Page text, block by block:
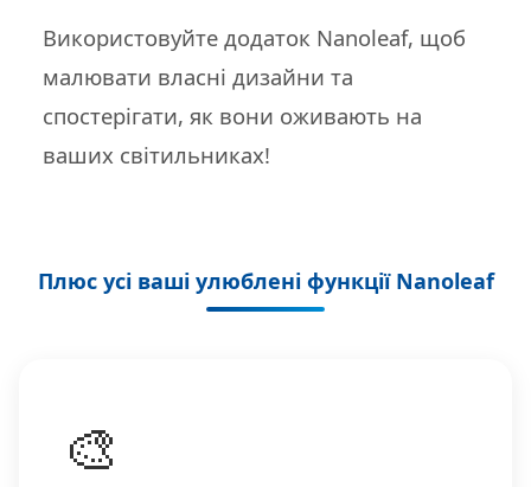
Використовуйте додаток Nanoleaf, щоб
малювати власні дизайни та
спостерігати, як вони оживають на
ваших світильниках!
Плюс усі ваші улюблені функції Nanoleaf
🎨